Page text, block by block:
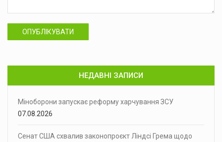
ОПУБЛІКУВАТИ
НЕДАВНІ ЗАПИСИ
Міноборони запускає реформу харчування ЗСУ
07.08.2026
Сенат США схвалив законопроєкт Ліндсі Грема щодо